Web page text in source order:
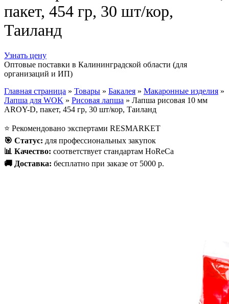
пакет, 454 гр, 30 шт/кор,
Таиланд
Узнать цену
Оптовые поставки в Калининградской области (для
организаций и ИП)
Главная страница » Товары » Бакалея » Макаронные изделия »
Лапша для WOK » Рисовая лапша » Лапша рисовая 10 мм
AROY-D, пакет, 454 гр, 30 шт/кор, Таиланд
⭐ Рекомендовано экспертами RESMARKET
🎯 Статус: для профессиональных закупок
📊 Качество: соответствует стандартам HoReCa
🚚 Доставка: бесплатно при заказе от 5000 р.